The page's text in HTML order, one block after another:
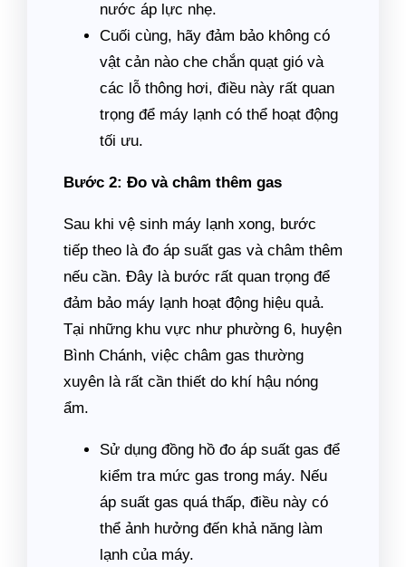
nước áp lực nhẹ.
Cuối cùng, hãy đảm bảo không có
vật cản nào che chắn quạt gió và
các lỗ thông hơi, điều này rất quan
trọng để máy lạnh có thể hoạt động
tối ưu.
Bước 2: Đo và châm thêm gas
Sau khi vệ sinh máy lạnh xong, bước
tiếp theo là đo áp suất gas và châm thêm
nếu cần. Đây là bước rất quan trọng để
đảm bảo máy lạnh hoạt động hiệu quả.
Tại những khu vực như phường 6, huyện
Bình Chánh, việc châm gas thường
xuyên là rất cần thiết do khí hậu nóng
ẩm.
Sử dụng đồng hồ đo áp suất gas để
kiểm tra mức gas trong máy. Nếu
áp suất gas quá thấp, điều này có
thể ảnh hưởng đến khả năng làm
lạnh của máy.